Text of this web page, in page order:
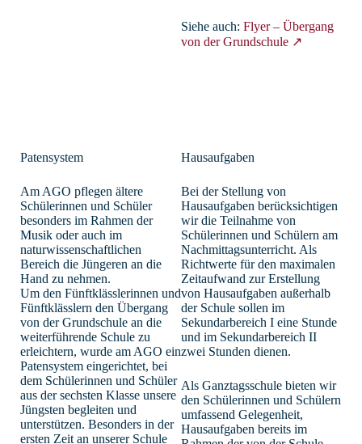
Siehe auch: Flyer – Übergang
von der Grundschule ↗
Patensystem
Am AGO pflegen ältere
Schülerinnen und Schüler
besonders im Rahmen der
Musik oder auch im
naturwissenschaftlichen
Bereich die Jüngeren an die
Hand zu nehmen.
Um den Fünftklässlerinnen und
Fünftklässlern den Übergang
von der Grundschule an die
weiterführende Schule zu
erleichtern, wurde am AGO ein
Patensystem eingerichtet, bei
dem Schülerinnen und Schüler
aus der sechsten Klasse unsere
Jüngsten begleiten und
unterstützen. Besonders in der
ersten Zeit an unserer Schule
Hausaufgaben
Bei der Stellung von
Hausaufgaben berücksichtigen
wir die Teilnahme von
Schülerinnen und Schülern am
Nachmittagsunterricht. Als
Richtwerte für den maximalen
Zeitaufwand zur Erstellung
von Hausaufgaben außerhalb
der Schule sollen im
Sekundarbereich I eine Stunde
und im Sekundarbereich II
zwei Stunden dienen.
Als Ganztagsschule bieten wir
den Schülerinnen und Schülern
umfassend Gelegenheit,
Hausaufgaben bereits im